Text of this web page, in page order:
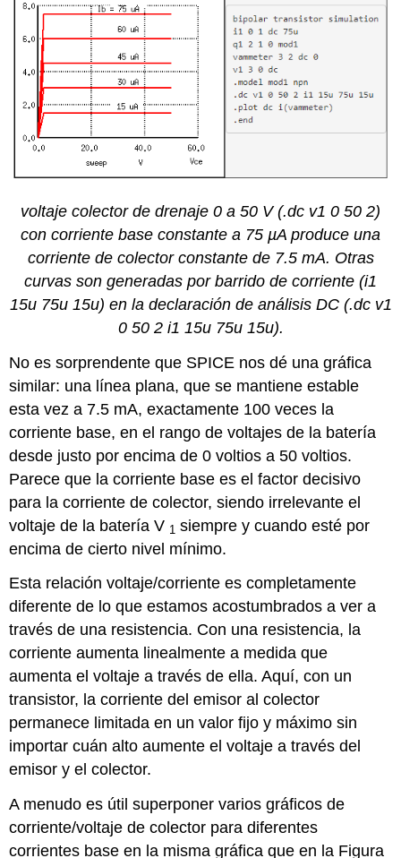
voltaje colector de drenaje 0 a 50 V (.dc v1 0 50 2)
con corriente base constante a 75 µA produce una
corriente de colector constante de 7.5 mA. Otras
curvas son generadas por barrido de corriente (i1
15u 75u 15u) en la declaración de análisis DC (.dc v1
0 50 2 i1 15u 75u 15u).
No es sorprendente que SPICE nos dé una gráfica
similar: una línea plana, que se mantiene estable
esta vez a 7.5 mA, exactamente 100 veces la
corriente base, en el rango de voltajes de la batería
desde justo por encima de 0 voltios a 50 voltios.
Parece que la corriente base es el factor decisivo
para la corriente de colector, siendo irrelevante el
voltaje de la batería V 1 siempre y cuando esté por
encima de cierto nivel mínimo.
Esta relación voltaje/corriente es completamente
diferente de lo que estamos acostumbrados a ver a
través de una resistencia. Con una resistencia, la
corriente aumenta linealmente a medida que
aumenta el voltaje a través de ella. Aquí, con un
transistor, la corriente del emisor al colector
permanece limitada en un valor fijo y máximo sin
importar cuán alto aumente el voltaje a través del
emisor y el colector.
A menudo es útil superponer varios gráficos de
corriente/voltaje de colector para diferentes
corrientes base en la misma gráfica que en la Figura